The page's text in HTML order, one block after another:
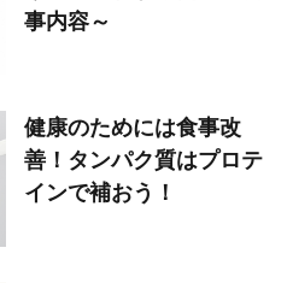
事内容～
健康のためには食事改
善！タンパク質はプロテ
インで補おう！